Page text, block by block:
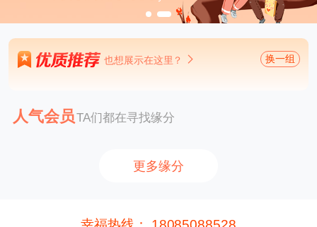
也想展示在这里？ 换一组
人气会员TA们都在寻找缘分
更多缘分